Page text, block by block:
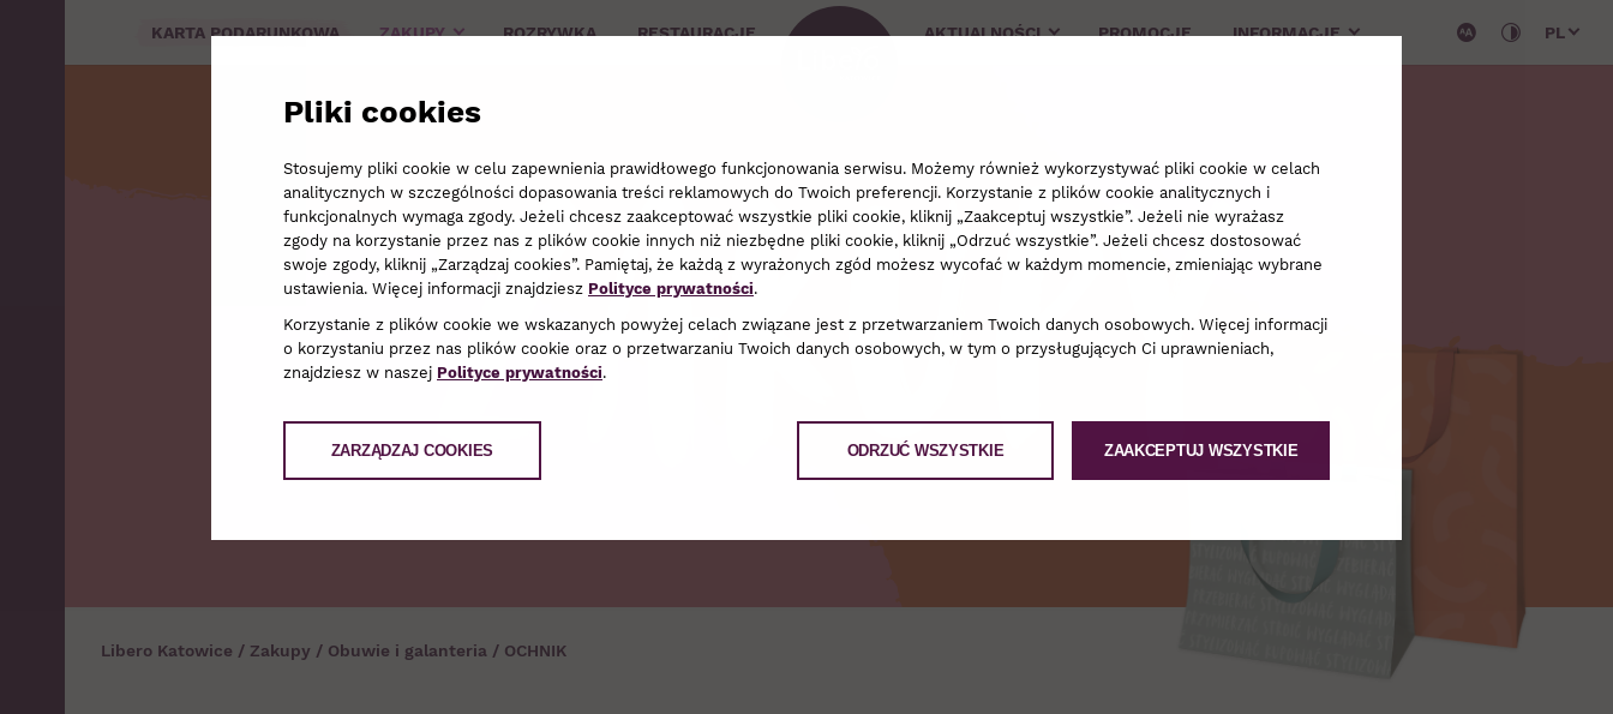
KARTA PODARUNKOWA ZAKUPY ROZRYWKA RESTAURACJE AKTUALNOŚCI PROMOCJE INFORMACJE PL
Zakupy
Libero Katowice / Zakupy / Obuwie i galanteria / OCHNIK
Pliki cookies
Stosujemy pliki cookie w celu zapewnienia prawidłowego funkcjonowania serwisu. Możemy również wykorzystywać pliki cookie w celach
analitycznych w szczególności dopasowania treści reklamowych do Twoich preferencji. Korzystanie z plików cookie analitycznych i
funkcjonalnych wymaga zgody. Jeżeli chcesz zaakceptować wszystkie pliki cookie, kliknij „Zaakceptuj wszystkie”. Jeżeli nie wyrażasz
zgody na korzystanie przez nas z plików cookie innych niż niezbędne pliki cookie, kliknij „Odrzuć wszystkie”. Jeżeli chcesz dostosować
swoje zgody, kliknij „Zarządzaj cookies”. Pamiętaj, że każdą z wyrażonych zgód możesz wycofać w każdym momencie, zmieniając wybrane
ustawienia. Więcej informacji znajdziesz Polityce prywatności.
Korzystanie z plików cookie we wskazanych powyżej celach związane jest z przetwarzaniem Twoich danych osobowych. Więcej informacji
o korzystaniu przez nas plików cookie oraz o przetwarzaniu Twoich danych osobowych, w tym o przysługujących Ci uprawnieniach,
znajdziesz w naszej Polityce prywatności.
ZARZĄDZAJ COOKIES ODRZUĆ WSZYSTKIE ZAAKCEPTUJ WSZYSTKIE